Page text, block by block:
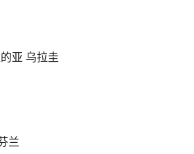
亚 乌拉圭
兰